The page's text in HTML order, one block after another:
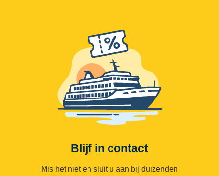
Blijf in contact
Mis het niet en sluit u aan bij duizenden